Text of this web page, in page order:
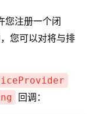
您注册一个闭
您可以对将与排
回调：